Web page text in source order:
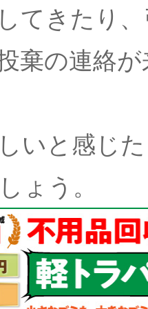
てきたり
棄の連絡
いと感じ
ょう。